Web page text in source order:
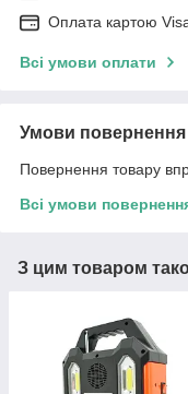
Оплата картою
Всі умови оплати
Умови повернення
Повернення товару
Всі умови
З цим товаром